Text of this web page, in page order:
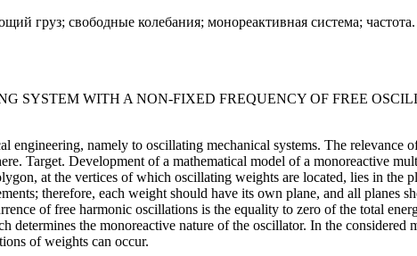
груз; свободные колебания; монореактивная система; частота.
SYSTEM WITH A NON-FIXED FREQUENCY OF FREE
engineering, namely to oscillating mechanical systems. The relevance
Target. Development of a mathematical model of a monoreactive
at the vertices of which oscillating weights are located, lies in the
therefore, each weight should have its own plane, and all planes
of free harmonic oscillations is the equality to zero of the total
determines the monoreactive nature of the oscillator. In the considered
of weights can occur.